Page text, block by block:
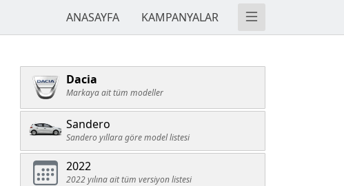
ANASAYFA KAMPANYALAR
Dacia
Markaya ait tüm modeller
Sandero
Sandero yıllara göre model listesi
2022
2022 yılına ait tüm versiyon listesi